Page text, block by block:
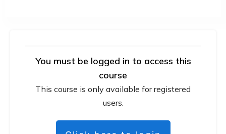
You must be logged in to access this
course
This course is only available for registered
users.